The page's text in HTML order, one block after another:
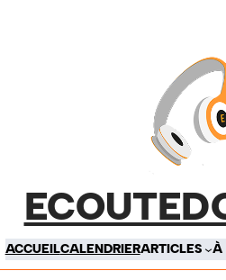
ACCUEILCALENDRIERARTICLES À